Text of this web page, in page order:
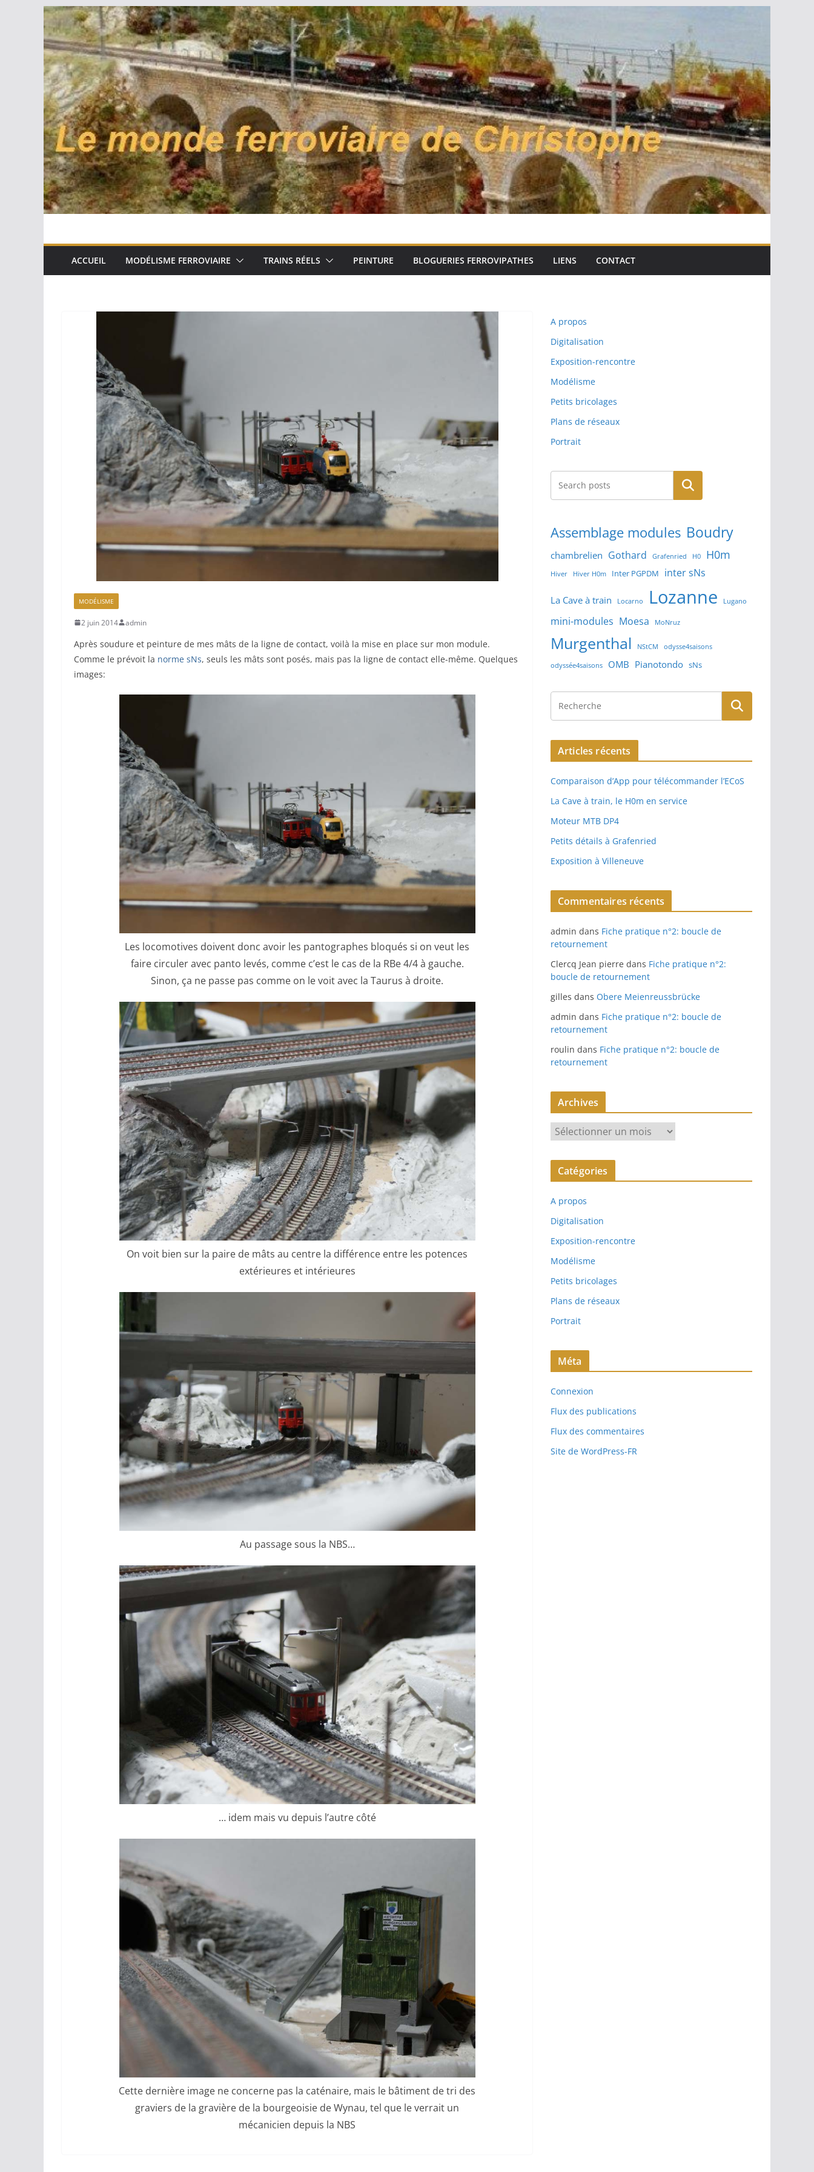
Passer
au
contenu
ACCUEIL MODÉLISME FERROVIAIRE TRAINS RÉELS PEINTURE BLOGUERIES FERROVIPATHES LIENS CONTACT
MODÉLISME
2 juin 2014 admin
Après soudure et peinture de mes mâts de la ligne de contact, voilà la mise en place sur mon module.
Comme le prévoit la norme sNs, seuls les mâts sont posés, mais pas la ligne de contact elle-même. Quelques
images:
Les locomotives doivent donc avoir les pantographes bloqués si on veut les
faire circuler avec panto levés, comme c’est le cas de la RBe 4/4 à gauche.
Sinon, ça ne passe pas comme on le voit avec la Taurus à droite.
On voit bien sur la paire de mâts au centre la différence entre les potences
extérieures et intérieures
Au passage sous la NBS…
… idem mais vu depuis l’autre côté
Cette dernière image ne concerne pas la caténaire, mais le bâtiment de tri des
graviers de la gravière de la bourgeoisie de Wynau, tel que le verrait un
mécanicien depuis la NBS
A propos
Digitalisation
Exposition-rencontre
Modélisme
Petits bricolages
Plans de réseaux
Portrait
Rechercher
Assemblage modules Boudry
chambrelien Gothard Grafenried H0 H0m
Hiver Hiver H0m Inter PGPDM inter sNs
La Cave à train Locarno Lozanne Lugano
mini-modules Moesa MoNruz
Murgenthal NStCM odysse4saisons
odyssée4saisons OMB Pianotondo sNs
Articles récents
Comparaison d’App pour télécommander l’ECoS
La Cave à train, le H0m en service
Moteur MTB DP4
Petits détails à Grafenried
Exposition à Villeneuve
Commentaires récents
admin dans Fiche pratique n°2: boucle de
retournement
Clercq Jean pierre dans Fiche pratique n°2:
boucle de retournement
gilles dans Obere Meienreussbrücke
admin dans Fiche pratique n°2: boucle de
retournement
roulin dans Fiche pratique n°2: boucle de
retournement
Archives
r
c
v
e
s
Catégories
A propos
Digitalisation
Exposition-rencontre
Modélisme
Petits bricolages
Plans de réseaux
Portrait
Méta
Connexion
Flux des publications
Flux des commentaires
Site de WordPress-FR